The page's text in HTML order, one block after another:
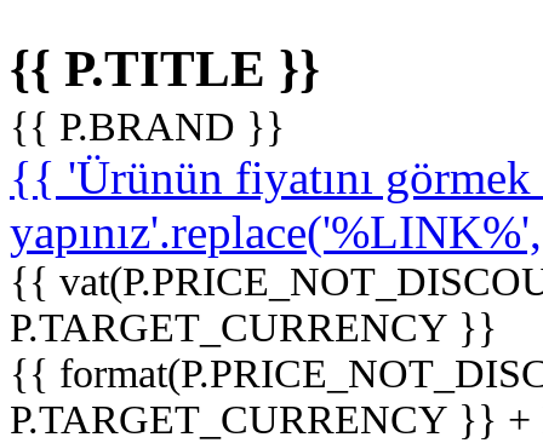
{{ P.TITLE }}
{{ P.BRAND }}
{{ 'Ürünün fiyatını
{{
P.TARGET_CURRENCY }}
{{
P.TARGET_CURRENCY }}